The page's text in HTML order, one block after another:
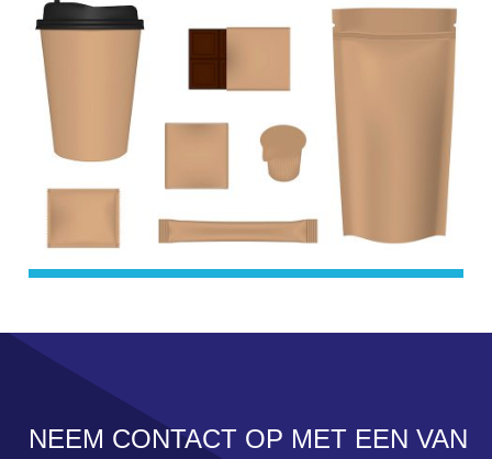
NEEM CONTACT OP MET EEN VAN